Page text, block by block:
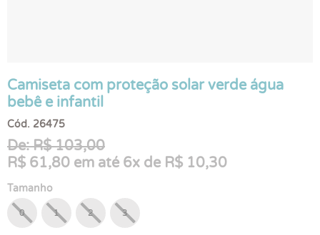
Camiseta com proteção solar verde água
bebê e infantil
Cód. 26475
De: R$ 103,00
R$ 61,80 em até 6x de R$ 10,30
Tamanho
0 1 2 3